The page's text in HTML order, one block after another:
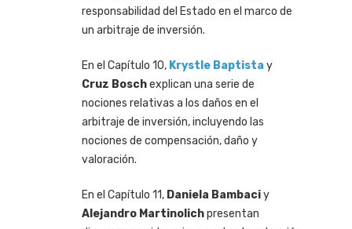
responsabilidad del Estado en el marco de
un arbitraje de inversión.
En el Capítulo 10, Krystle Baptista y
Cruz Boschexplican una serie de
nociones relativas a los daños en el
arbitraje de inversión, incluyendo las
nociones de compensación, daño y
valoración.
En el Capítulo 11, Daniela Bambaciy
Alejandro Martinolichpresentan